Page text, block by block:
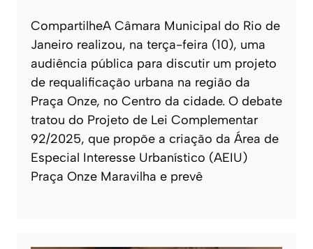
CompartilheA Câmara Municipal do Rio de
Janeiro realizou, na terça-feira (10), uma
audiência pública para discutir um projeto
de requalificação urbana na região da
Praça Onze, no Centro da cidade. O debate
tratou do Projeto de Lei Complementar
92/2025, que propõe a criação da Área de
Especial Interesse Urbanístico (AEIU)
Praça Onze Maravilha e prevê